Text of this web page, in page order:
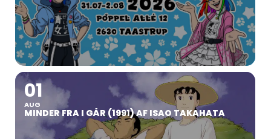
01
AUG
MINDER FRA I GÅR (1991) AF ISAO TAKAHATA